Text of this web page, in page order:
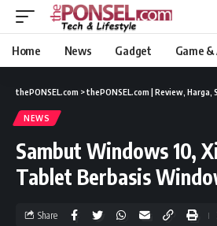
Home News Gadget Game &
thePONSEL.com >thePONSEL.com | Review, Harga,
NEWS
Sambut Windows 10,
Tablet Berbasis
Share